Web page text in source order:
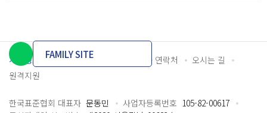
개인정보처리방침 이용약관 담당자 연락처
오시는 길
원격지원
FAMILY SITE
한국표준협회 대표자 문동민 사업자등록번호 105-82-00617